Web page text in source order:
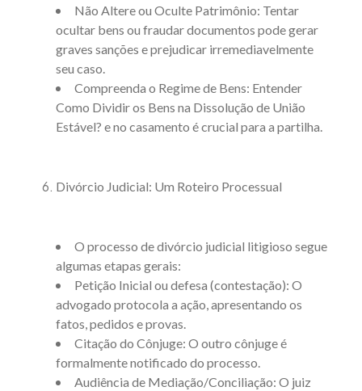
Não Altere ou Oculte Patrimônio: Tentar
ocultar bens ou fraudar documentos pode gerar
graves sanções e prejudicar irremediavelmente
seu caso.
Compreenda o Regime de Bens: Entender
Como Dividir os Bens na Dissolução de União
Estável? e no casamento é crucial para a partilha.
Divórcio Judicial: Um Roteiro Processual
O processo de divórcio judicial litigioso segue
algumas etapas gerais:
Petição Inicial ou defesa (contestação): O
advogado protocola a ação, apresentando os
fatos, pedidos e provas.
Citação do Cônjuge: O outro cônjuge é
formalmente notificado do processo.
Audiência de Mediação/Conciliação: O juiz